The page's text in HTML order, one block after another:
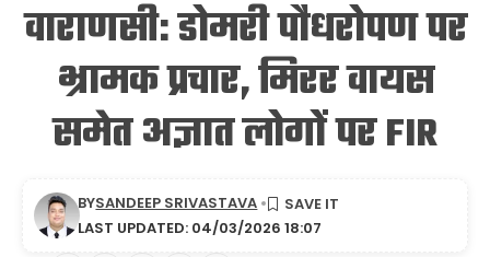
वाराणसी: डोमरी पौधरोपण पर
भ्रामक प्रचार, मिरर वायस
समेत अज्ञात लोगों पर FIR
LAST UPDATED: 04/03/2026 18:07
BYSANDEEP SRIVASTAVA